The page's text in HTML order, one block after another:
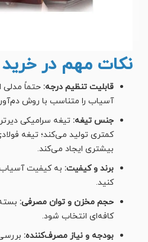
نکات مهم در
قابلیت تنظیم درجه: حتماً مدلی
آسیاب را متناسب با روش
جنس تیغه: تیغه سرامیکی
کمتری تولید می‌کند؛ تیغه
بیشتری ایجاد می‌کند.
برند و کیفیت: به کیفیت
کنید.
حجم مخزن و توان مصرفی:
کافه‌ای انتخاب شود.
بودجه و نیاز مصرف‌کننده: